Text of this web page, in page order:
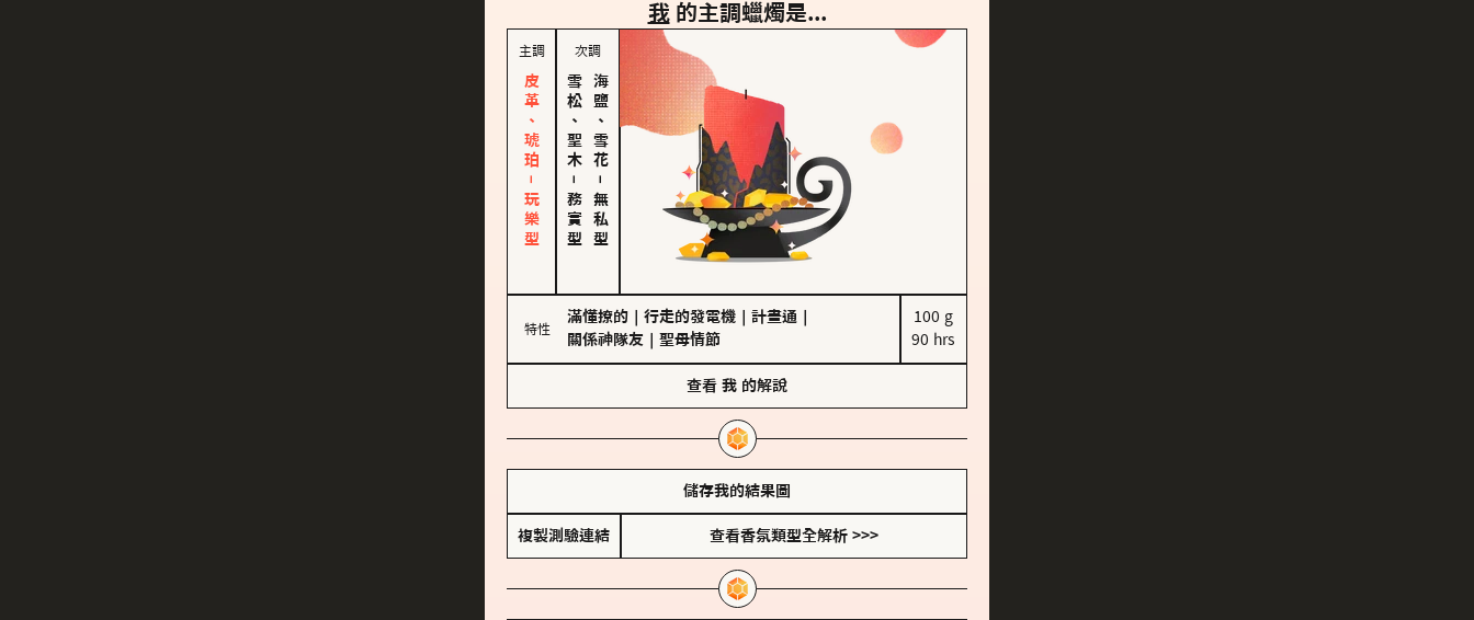
我 的主調蠟燭是...
主調
皮革、琥珀－玩樂型
次調
雪松、聖木
－
務實型
海鹽、雪花
－
無私型
特性
滿懂撩的 行走的發電機 計畫通
關係神隊友
聖母情節
100 g
90 hrs
查看 我 的解說
儲存我的結果圖
複製測驗連結 查看香氛類型全解析 >>>